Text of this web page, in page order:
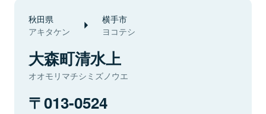
秋田県
アキタケン
横手市
ヨコテシ
大森町清水上
オオモリマチシミズノウエ
013-0524